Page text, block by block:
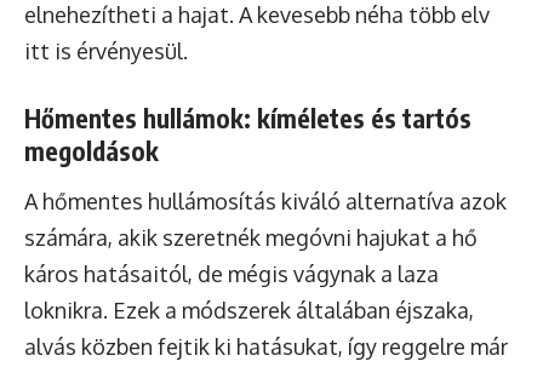
elnehezítheti a hajat. A kevesebb néha több elv
itt is érvényesül.
Hőmentes hullámok: kíméletes és tartós
megoldások
A hőmentes hullámosítás kiváló alternatíva azok
számára, akik szeretnék megóvni hajukat a hő
káros hatásaitól, de mégis vágynak a laza
loknikra. Ezek a módszerek általában éjszaka,
alvás közben fejtik ki hatásukat, így reggelre már